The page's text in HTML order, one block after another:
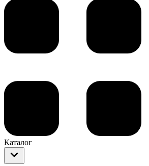
Каталог